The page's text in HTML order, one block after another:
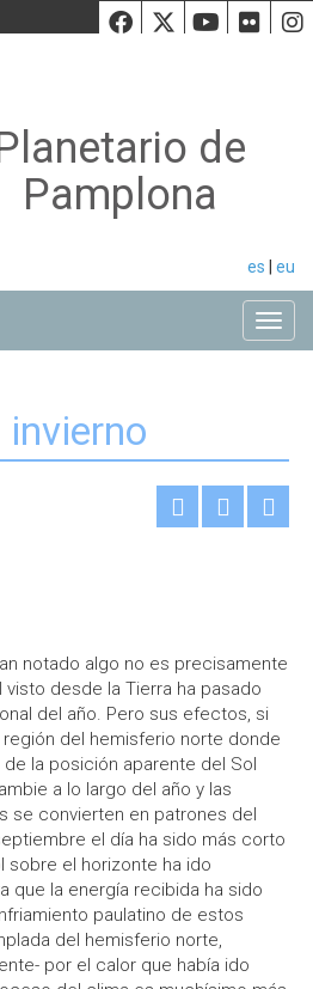
Facebook
Twiiter
de
Pamplona
es eu
invierno
notado algo no es precisamente
desde la Tierra ha pasado
del año. Pero sus efectos, si
región del hemisferio norte donde
la posición aparente del Sol
a lo largo del año y las
se convierten en patrones del
el día ha sido más corto
sobre el horizonte ha ido
que la energía recibida ha sido
paulatino de estos
del hemisferio norte,
por el calor que había ido